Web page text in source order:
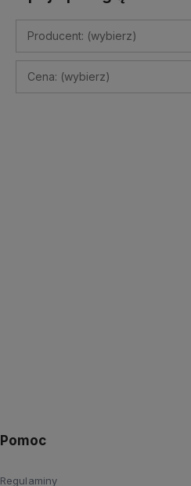
Producent: (wybierz)
Cena: (wybierz)
Pomoc
Regulaminy